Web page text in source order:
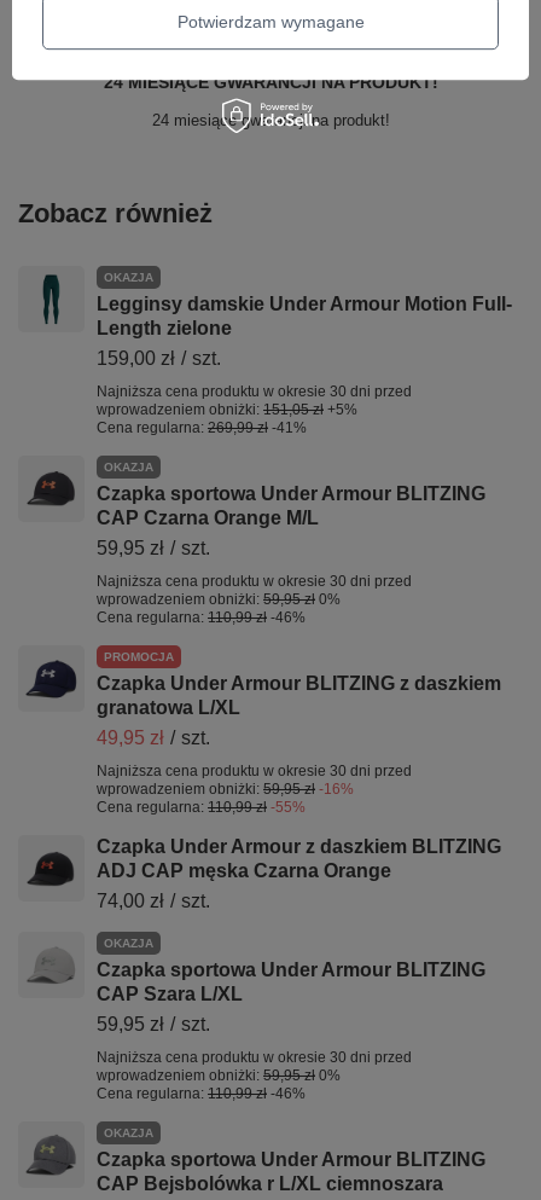
24 MIESIĄCE GWARANCJI NA PRODUKT!
24 miesiące gwarancji na produkt!
Zobacz również
OKAZJA
Legginsy damskie Under Armour Motion Full-
Length zielone
159,00 zł / szt.
Najniższa cena produktu w okresie 30 dni przed
wprowadzeniem obniżki: 151,05 zł +5%
Cena regularna: 269,99 zł -41%
OKAZJA
Czapka sportowa Under Armour BLITZING
CAP Czarna Orange M/L
59,95 zł / szt.
Najniższa cena produktu w okresie 30 dni przed
wprowadzeniem obniżki: 59,95 zł 0%
Cena regularna: 110,99 zł -46%
PROMOCJA
Czapka Under Armour BLITZING z daszkiem
granatowa L/XL
49,95 zł / szt.
Najniższa cena produktu w okresie 30 dni przed
wprowadzeniem obniżki: 59,95 zł -16%
Cena regularna: 110,99 zł -55%
Czapka Under Armour z daszkiem BLITZING
ADJ CAP męska Czarna Orange
74,00 zł / szt.
OKAZJA
Czapka sportowa Under Armour BLITZING
CAP Szara L/XL
59,95 zł / szt.
Najniższa cena produktu w okresie 30 dni przed
wprowadzeniem obniżki: 59,95 zł 0%
Cena regularna: 110,99 zł -46%
OKAZJA
Czapka sportowa Under Armour BLITZING
CAP Bejsbolówka r L/XL ciemnoszara
Potwierdzam wymagane